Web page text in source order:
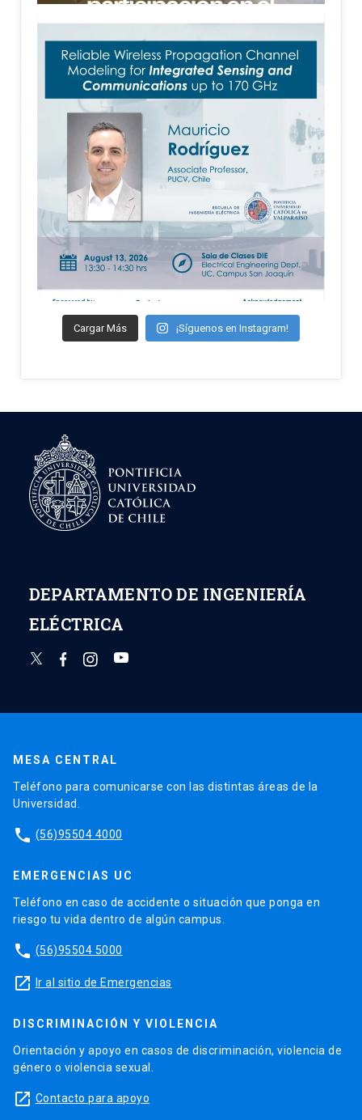
Cargar Más ¡Síguenos en Instagram!
DEPARTAMENTO DE INGENIERÍA
ELÉCTRICA
MESA CENTRAL
Teléfono para comunicarse con las distintas áreas de la
Universidad.
phone (56)95504 4000
EMERGENCIAS UC
Teléfono en caso de accidente o situación que ponga en
riesgo tu vida dentro de algún campus.
phone (56)95504 5000
launch Ir al sitio de Emergencias
DISCRIMINACIÓN Y VIOLENCIA
Orientación y apoyo en casos de discriminación, violencia de
género o violencia sexual.
launch Contacto para apoyo